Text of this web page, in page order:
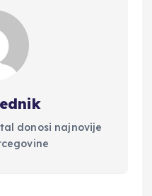
donosi najnovije